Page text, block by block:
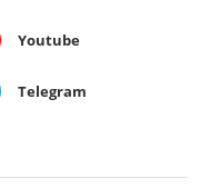
Youtube
Telegram